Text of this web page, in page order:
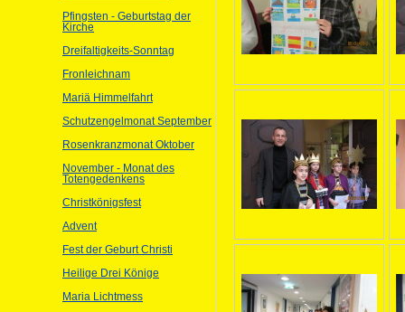
Pfingsten - Geburtstag der
Kirche
Dreifaltigkeits-Sonntag
Fronleichnam
Mariä Himmelfahrt
Schutzengelmonat September
Rosenkranzmonat Oktober
November - Monat des
Totengedenkens
Christkönigsfest
Advent
Fest der Geburt Christi
Heilige Drei Könige
Maria Lichtmess